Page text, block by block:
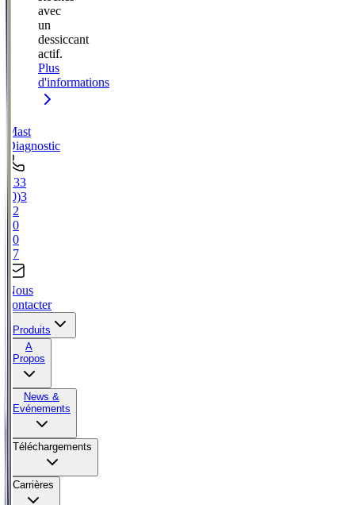
avec
un
dessiccant
actif.
Plus
d'informations
Mast
Diagnostic
+33
(0)3
22
80
80
67
Nous
contacter
Produits
A
Propos
News &
Evénements
Téléchargements
Carrières